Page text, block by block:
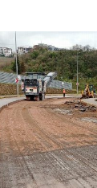
göndermek